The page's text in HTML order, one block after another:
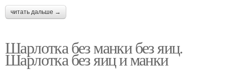
читать дальше →
Шарлотка без манки без яиц.
Шарлотка без яиц и манки